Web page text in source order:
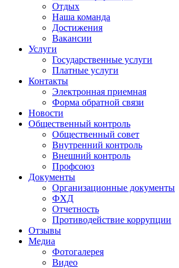
Отдых
Наша команда
Достижения
Вакансии
Услуги
Государственные услуги
Платные услуги
Контакты
Электронная приемная
Форма обратной связи
Новости
Общественный контроль
Общественный совет
Внутренний контроль
Внешний контроль
Профсоюз
Документы
Организационные документы
ФХД
Отчетность
Противодействие коррупции
Отзывы
Медиа
Фотогалерея
Видео